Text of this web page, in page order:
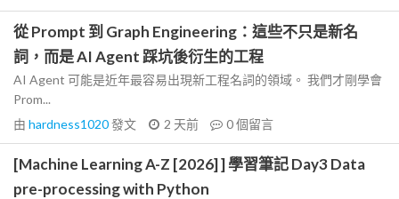
從 Prompt 到 Graph Engineering：這些不只是新名
詞，而是 AI Agent 踩坑後衍生的工程
AI Agent 可能是近年最容易出現新工程名詞的領域。 我們才剛學會
Prom...
由 hardness1020發文 2 天前 0個留言
[Machine Learning A-Z [2026] ] 學習筆記 Day3 Data
pre-processing with Python